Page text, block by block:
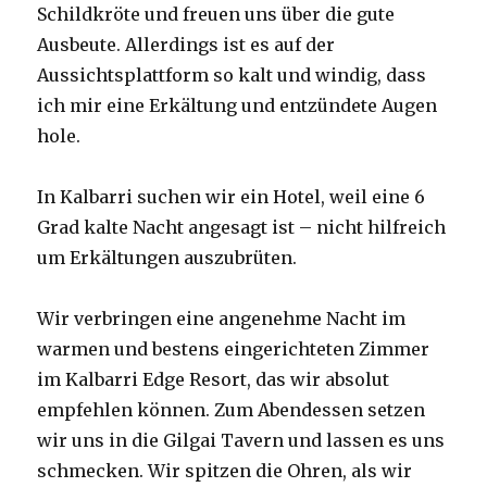
Schildkröte und freuen uns über die gute
Ausbeute. Allerdings ist es auf der
Aussichtsplattform so kalt und windig, dass
ich mir eine Erkältung und entzündete Augen
hole.
In Kalbarri suchen wir ein Hotel, weil eine 6
Grad kalte Nacht angesagt ist – nicht hilfreich
um Erkältungen auszubrüten.
Wir verbringen eine angenehme Nacht im
warmen und bestens eingerichteten Zimmer
im Kalbarri Edge Resort, das wir absolut
empfehlen können. Zum Abendessen setzen
wir uns in die Gilgai Tavern und lassen es uns
schmecken. Wir spitzen die Ohren, als wir